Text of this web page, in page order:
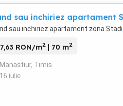
sau inchiriez apartament
sau inchiriez apartament zona
RON/m2 | 70 m2
Manastiur, Timis
16 iulie